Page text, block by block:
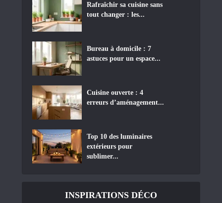
Rafraîchir sa cuisine sans
tout changer : les...
Bureau à domicile : 7
astuces pour un espace...
Cuisine ouverte : 4
erreurs d’aménagement...
Top 10 des luminaires
extérieurs pour
sublimer...
INSPIRATIONS DÉCO